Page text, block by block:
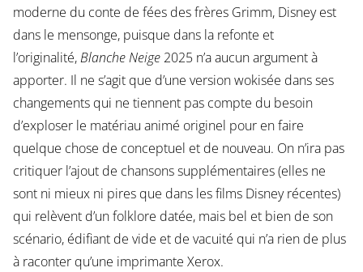
moderne du conte de fées des frères Grimm, Disney est
dans le mensonge, puisque dans la refonte et
l’originalité,Blanche Neige2025 n’a aucun argument à
apporter. Il ne s’agit que d’une version wokisée dans ses
changements qui ne tiennent pas compte du besoin
d’exploser le matériau animé originel pour en faire
quelque chose de conceptuel et de nouveau. On n’ira pas
critiquer l’ajout de chansons supplémentaires (elles ne
sont ni mieux ni pires que dans les films Disney récentes)
qui relèvent d’un folklore datée, mais bel et bien de son
scénario, édifiant de vide et de vacuité qui n’a rien de plus
à raconter qu’une imprimante Xerox.